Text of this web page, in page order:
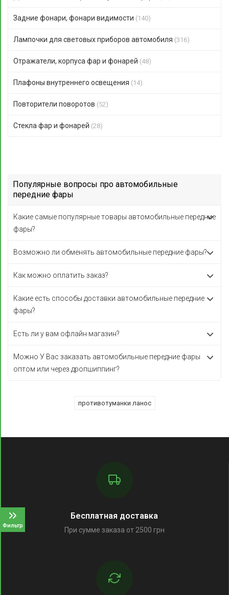
Фильтр
Задние фонари, фонари видимости (140)
Лампочки для световых приборов автомобиля (316)
Отражатели, корпуса фар и фонарей (48)
Плафоны внутреннего освещения (14)
Повторители поворотов (52)
Стекла фар и фонарей (28)
Популярные вопросы про автомобильные
передние фары
Какие самые популярные товары автомобильные передние
фары?
Возможно ли обменять автомобильные передние фары?
Как можно оплатить заказ?
Какие есть способы доставки автомобильные передние
фары?
Есть ли у вам офлайн магазин?
Можно У Вас заказать автомобильные передние фары
оптом или через дропшиппинг?
противотуманки ланос
Бесплатная доставка
При сумме заказа от 2500 грн